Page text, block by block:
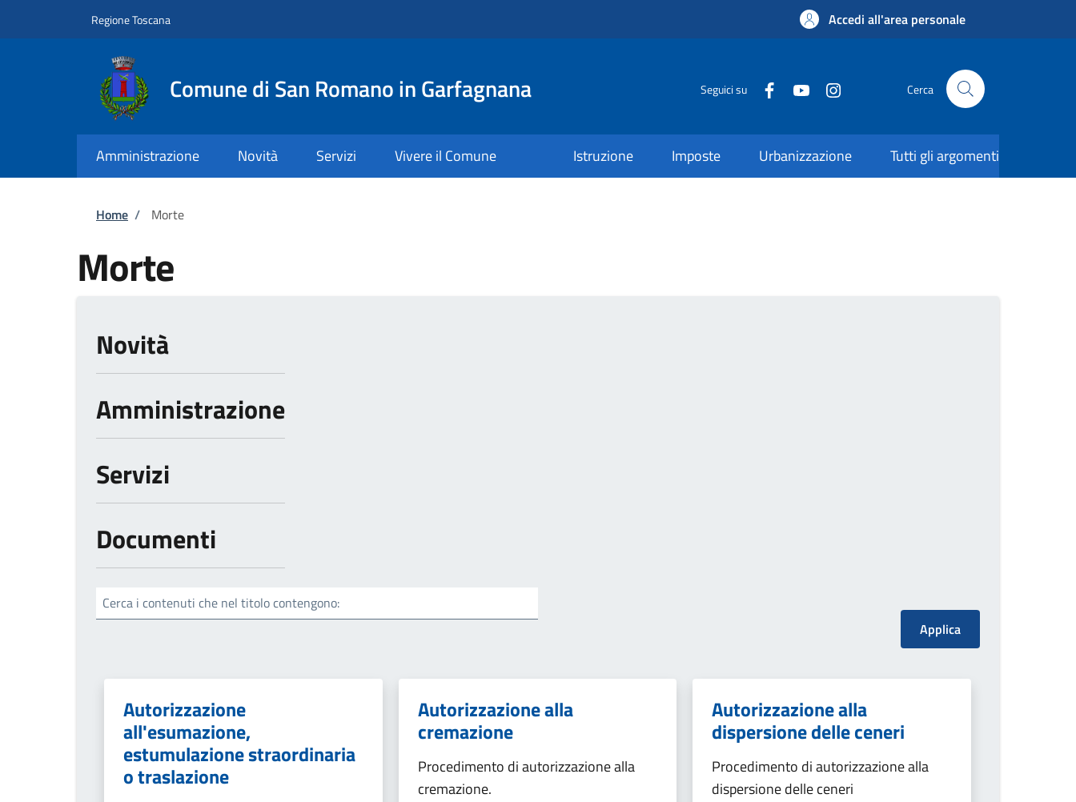
Regione Toscana Accedi all'area personale
Comune di San Romano in Garfagnana Seguici su Cerca
Amministrazione Novità Servizi Vivere il Comune Istruzione Imposte Urbanizzazione Tutti gli argomenti
Briciole di pane
Home / Morte
Morte
Novità
Amministrazione
Servizi
Documenti
Cerca i contenuti che nel titolo contengono:
Autorizzazione
all'esumazione,
estumulazione straordinaria
o traslazione
Autorizzazione alla
cremazione
Procedimento di autorizzazione alla
cremazione.
Autorizzazione alla
dispersione delle ceneri
Procedimento di autorizzazione alla
dispersione delle ceneri